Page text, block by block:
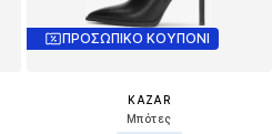
ΠΡΟΣΩΠΙΚΟ ΚΟΥΠΟΝΙ
KAZAR
Μπότες